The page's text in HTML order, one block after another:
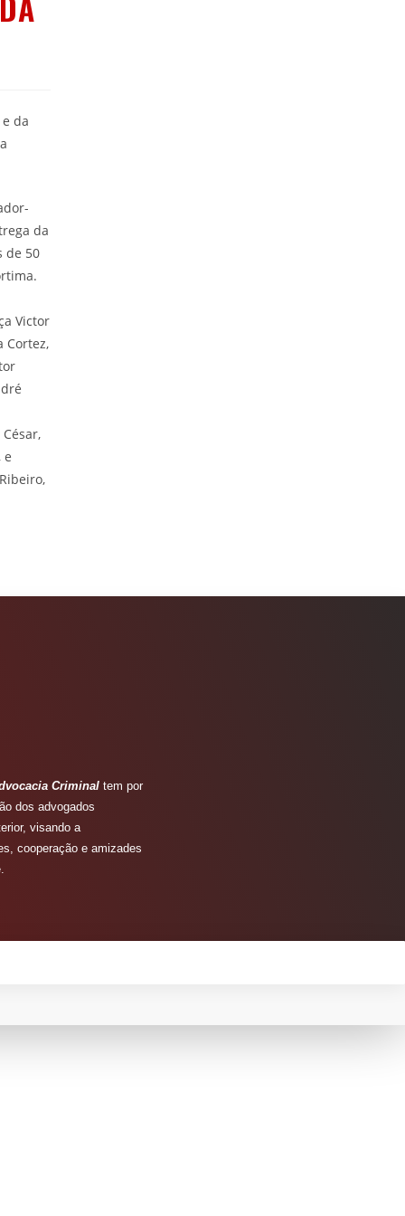
da
da
de 50
Victor
Cortez,
e
Criminaltem por
dos advogados
visando a
cooperação e amizades